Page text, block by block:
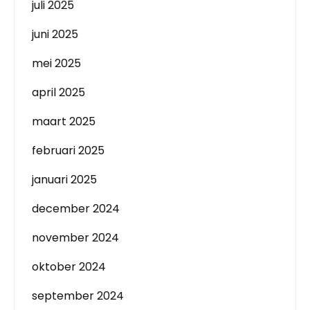
juli 2025
juni 2025
mei 2025
april 2025
maart 2025
februari 2025
januari 2025
december 2024
november 2024
oktober 2024
september 2024